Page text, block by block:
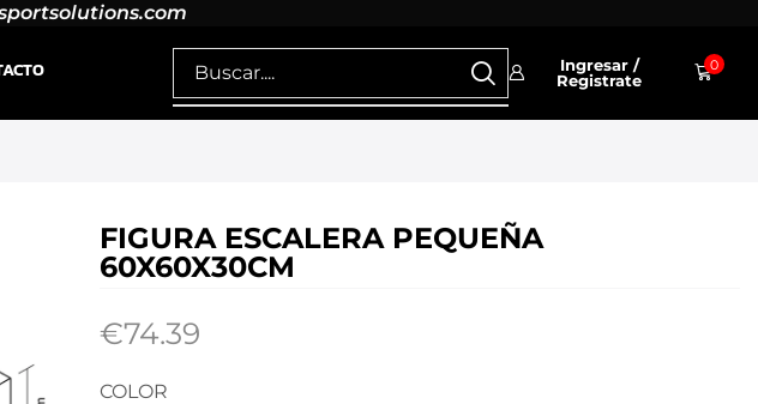
Ingresar /
Registrate
0
FIGURA ESCALERA PEQUEÑA
60X60X30CM
€74.39
COLOR